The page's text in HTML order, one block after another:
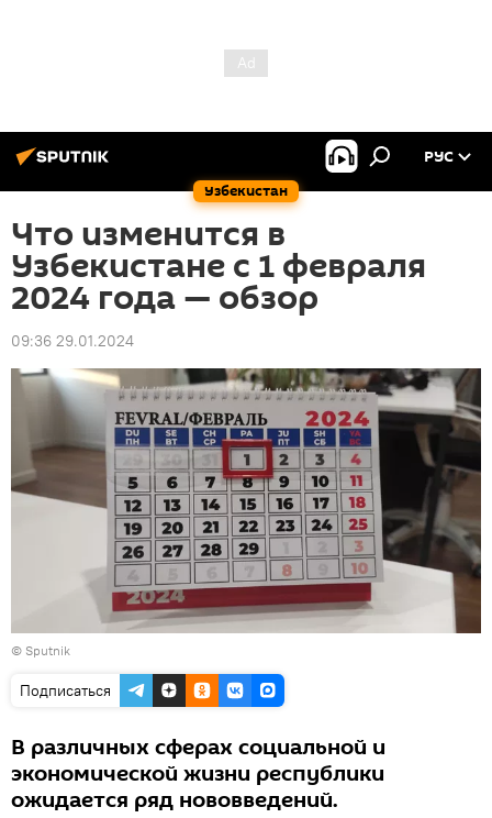
Узбекистан
РУС
Что изменится в
Узбекистане с 1 февраля
2024 года — обзор
09:36 29.01.2024
© Sputnik
Подписаться
В различных сферах социальной и
экономической жизни республики
ожидается ряд нововведений.